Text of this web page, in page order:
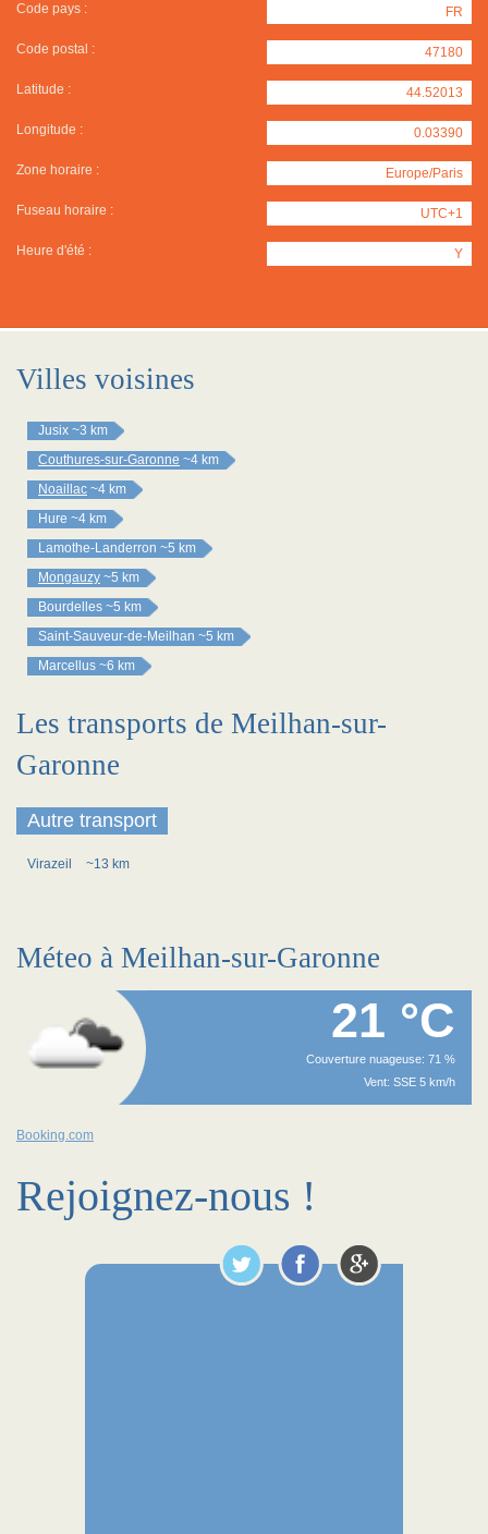
Code pays : FR
Code postal : 47180
Latitude : 44.52013
Longitude : 0.03390
Zone horaire : Europe/Paris
Fuseau horaire : UTC+1
Heure d'été : Y
Villes voisines
Jusix ~3 km
Couthures-sur-Garonne ~4 km
Noaillac ~4 km
Hure ~4 km
Lamothe-Landerron ~5 km
Mongauzy ~5 km
Bourdelles ~5 km
Saint-Sauveur-de-Meilhan ~5 km
Marcellus ~6 km
Les transports de Meilhan-sur-
Garonne
Autre transport
Virazeil ~13 km
Méteo à Meilhan-sur-Garonne
21 °C
Couverture nuageuse: 71 %
Vent: SSE 5 km/h
Booking.com
Rejoignez-nous !